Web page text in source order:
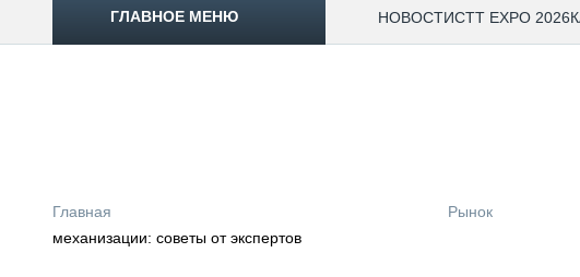
ГЛАВНОЕ МЕНЮ НОВОСТИCTT EXPO 2026
ОБЗОР РЫНКА
Главная Рынок
механизации: советы от экспертов